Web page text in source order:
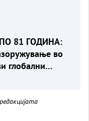
81 ГОДИНА:
во
глобални